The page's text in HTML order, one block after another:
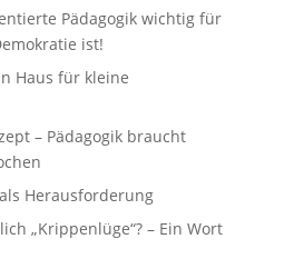
Pädagogik wichtig für
ist!
Haus für kleine
– Pädagogik braucht
Herausforderung
„Krippenlüge“? – Ein Wort